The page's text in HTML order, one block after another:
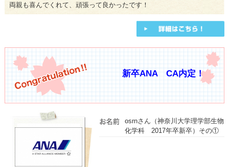
両親も喜んでくれて、頑張って良かったです！
新卒ANA CA内定！
osrnさん（神奈川大学理学部生物
化学科 2017年卒新卒）その①